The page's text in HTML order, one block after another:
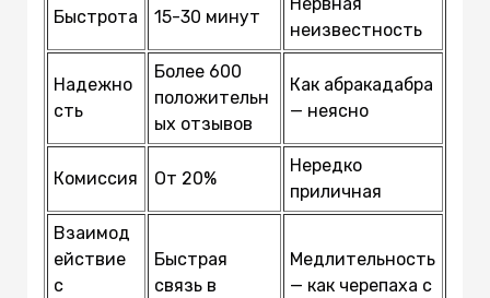
Быстрота 15-30 минут
неизвестность
Надежно
сть
Более 600
положительн
ых отзывов
Как абракадабра
— неясно
Комиссия От 20%
Нередко
приличная
Взаимод
ействие
с
Быстрая
связь в
Медлительность
— как черепаха с